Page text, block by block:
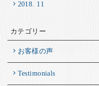
2018. 11
カテゴリー
お客様の声
Testimonials